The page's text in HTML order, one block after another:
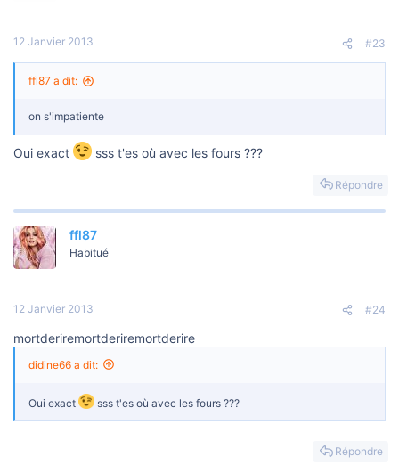
12 Janvier 2013 #23
ffl87 a dit:
on s'impatiente
Oui exact sss t'es où avec les fours ???
Répondre
ffl87
Habitué
12 Janvier 2013 #24
mortderiremortderiremortderire
didine66 a dit:
Oui exact sss t'es où avec les fours ???
Répondre